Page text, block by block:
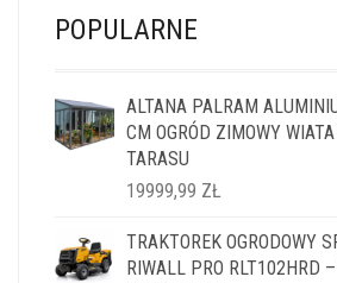
POPULARNE
ALTANA PALRAM
CM OGRÓD ZIMOWY
TARASU
19999,99 ZŁ
TRAKTOREK OGRODOWY
RIWALL PRO RLT102HRD